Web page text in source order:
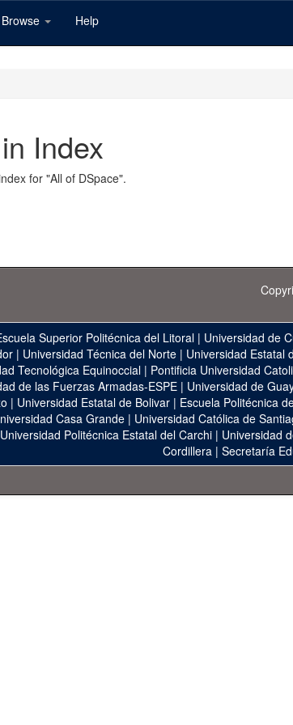
Browse Help
Index
for "All of DSpace".
Superior Politécnica del Litoral | Universidad de
| Universidad Técnica del Norte| Universidad Estatal
Tecnológica Equinoccial| Pontificia Universidad
de las Fuerzas Armadas-ESPE | Universidad de
| Universidad Estatal de Bolivar| Escuela Politécnica
Casa Grande | Universidad Católica de
Universidad Politécnica Estatal del Carchi | Universidad
Cordillera| Secretaría